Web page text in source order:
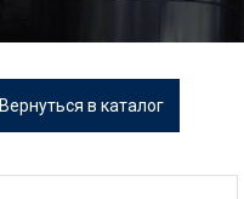
Вернуться в каталог